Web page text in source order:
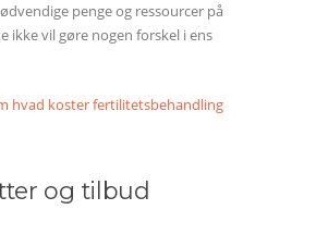
penge og ressourcer på
ikke vil gøre nogen forskel i ens
hvad koster fertilitetsbehandling
og tilbud